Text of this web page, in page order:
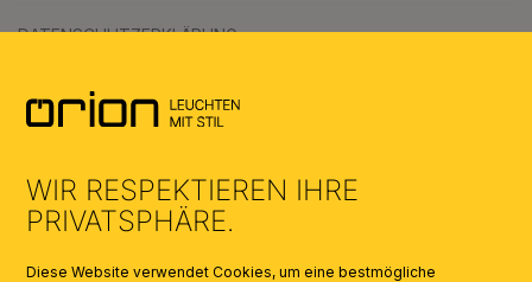
DATENSCHUTZERKLÄRUNG
KATALOGE
WIR RESPEKTIEREN IHRE
PRIVATSPHÄRE.
Diese Website verwendet Cookies, um eine bestmögliche